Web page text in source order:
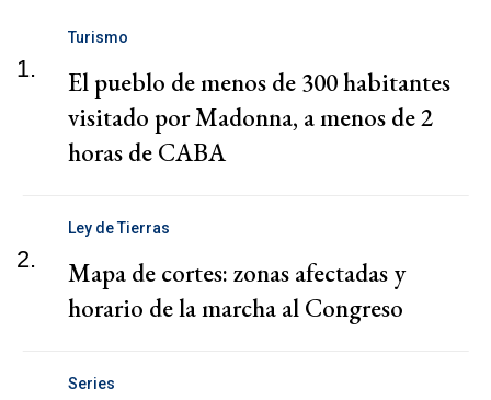
1.
Turismo
El pueblo de menos de 300 habitantes
visitado por Madonna, a menos de 2
horas de CABA
2.
Ley de Tierras
Mapa de cortes: zonas afectadas y
horario de la marcha al Congreso
Series